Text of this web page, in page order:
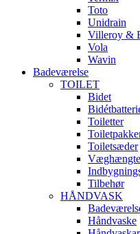
Toto
Unidrain
Villeroy &
Vola
Wavin
Badeværelse
TOILET
Bidet
Toiletter
Toiletsæder
Tilbehør
HÅNDVASK
Håndvaske